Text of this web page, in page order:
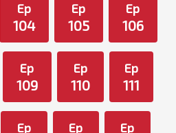
Ep
104
Ep
105
Ep
106
Ep
109
Ep
110
Ep
111
Ep Ep Ep